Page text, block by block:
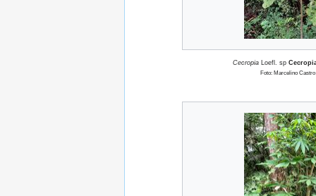
Cecropia Loefl. sp
Foto: Marcelino Castro